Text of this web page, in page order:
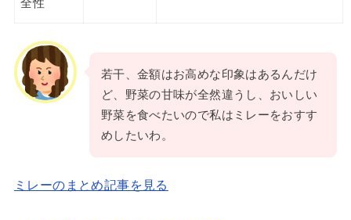
全性
若干、金額はお高めな印象はあるんだけ
ど、野菜の甘味が全然違うし、おいしい
野菜を食べたいので私はミレーをおすす
めしたいわ。
ミレーのまとめ記事を見る